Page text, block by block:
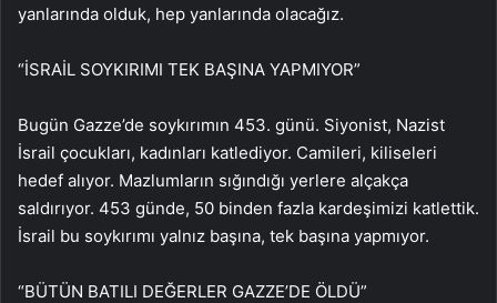
yanlarında olduk, hep yanlarında olacağız.
“İSRAİL SOYKIRIMI TEK BAŞINA YAPMIYOR”
Bugün Gazze’de soykırımın 453. günü. Siyonist, Nazist
İsrail çocukları, kadınları katlediyor. Camileri, kiliseleri
hedef alıyor. Mazlumların sığındığı yerlere alçakça
saldırıyor. 453 günde, 50 binden fazla kardeşimizi katlettik.
İsrail bu soykırımı yalnız başına, tek başına yapmıyor.
“BÜTÜN BATILI DEĞERLER GAZZE’DE ÖLDÜ”